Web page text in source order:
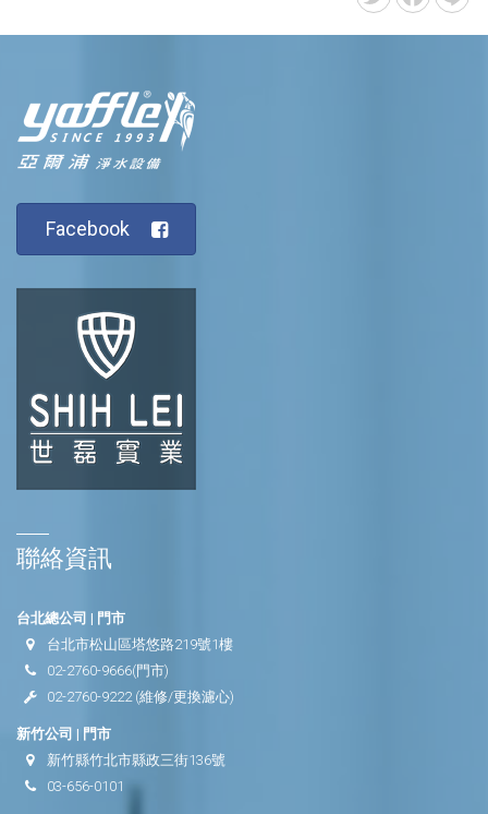
Facebook
聯絡資訊
台北總公司 | 門市
台北市松山區塔悠路219號1樓
02-2760-9666(門市)
02-2760-9222(維修/更換濾心)
新竹公司 | 門市
新竹縣竹北市縣政三街136號
03-656-0101